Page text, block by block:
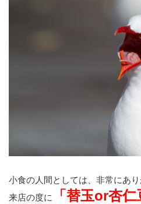
小食の人間としては、非常にあり
来店の度に
「替玉or杏